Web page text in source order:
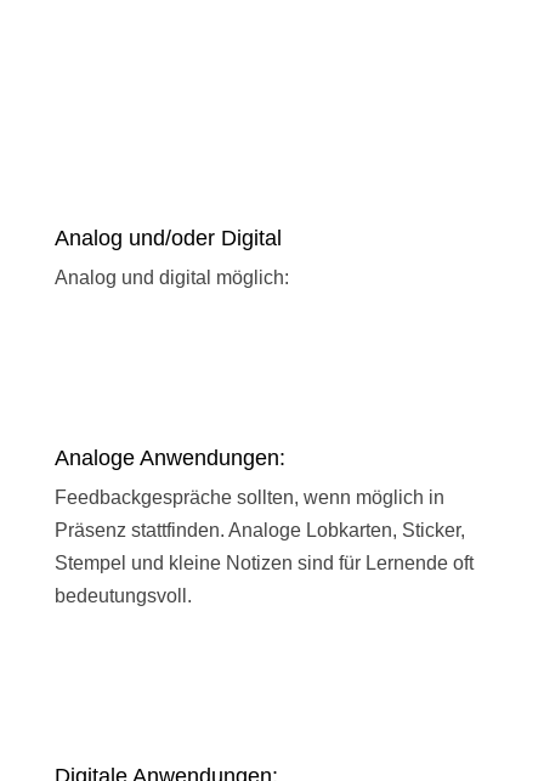
Analog und/oder Digital
Analog und digital möglich:
Analoge Anwendungen:
Feedbackgespräche sollten, wenn möglich in
Präsenz stattfinden. Analoge Lobkarten, Sticker,
Stempel und kleine Notizen sind für Lernende oft
bedeutungsvoll.
Digitale Anwendungen: